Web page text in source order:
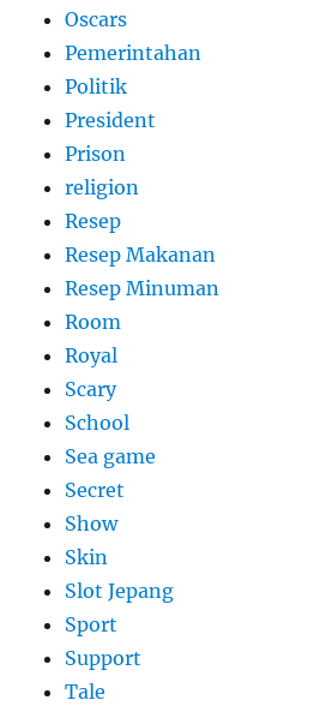
Oscars
Pemerintahan
Politik
President
Prison
religion
Resep
Resep Makanan
Resep Minuman
Room
Royal
Scary
School
Sea game
Secret
Show
Skin
Slot Jepang
Sport
Support
Tale